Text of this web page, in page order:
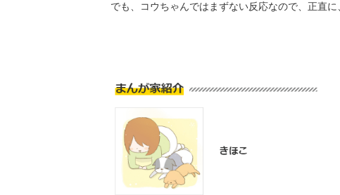
でも、コウちゃんではまずない反応なので、正直に